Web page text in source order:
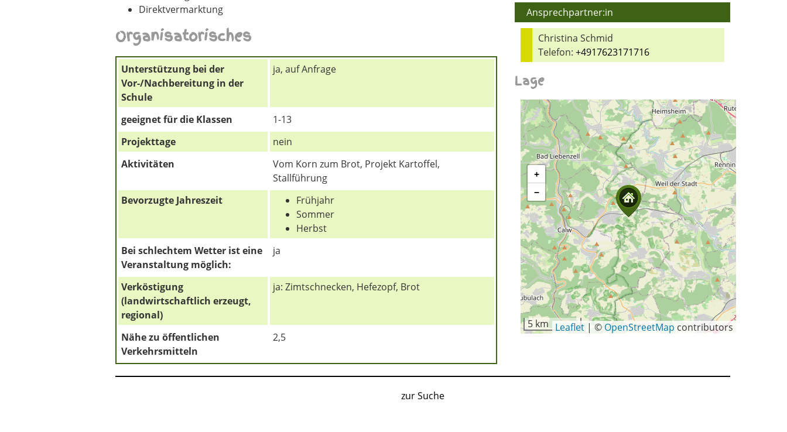
Direktvermarktung
Organisatorisches
Unterstützung bei der
Vor-/Nachbereitung in der
Schule
ja, auf Anfrage
geeignet für die Klassen
1-13
Projekttage
nein
Aktivitäten
Vom Korn zum Brot, Projekt Kartoffel,
Stallführung
Bevorzugte Jahreszeit
Frühjahr
Sommer
Herbst
Bei schlechtem Wetter ist eine
Veranstaltung möglich:
ja
Verköstigung
(landwirtschaftlich erzeugt,
regional)
ja: Zimtschnecken, Hefezopf, Brot
Nähe zu öffentlichen
Verkehrsmitteln
2,5
Ansprechpartner:in
Christina Schmid
Telefon:+4917623171716
Lage
+
−
5 km Leaflet | © OpenStreetMap contributors
zur Suche